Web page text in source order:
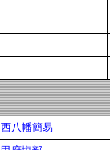
西八幡簡易